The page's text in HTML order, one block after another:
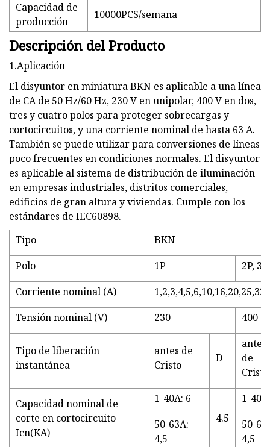
Capacidad de
producción
10000PCS/semana
Descripción del Producto
1.Aplicación
El disyuntor en miniatura BKN es aplicable a una línea
de CA de 50 Hz/60 Hz, 230 V en unipolar, 400 V en dos,
tres y cuatro polos para proteger sobrecargas y
cortocircuitos, y una corriente nominal de hasta 63 A.
También se puede utilizar para conversiones de líneas
poco frecuentes en condiciones normales. El disyuntor
es aplicable al sistema de distribución de iluminación
en empresas industriales, distritos comerciales,
edificios de gran altura y viviendas. Cumple con los
estándares de IEC60898.
Tipo
BKN
Polo
1P
2P,
Corriente nominal (A)
Tensión nominal (V)
230 400
Tipo de liberación
instantánea
antes de
Cristo
D
antes
de
Cristo
Capacidad nominal de
corte en cortocircuito
Icn(KA)
1-40A: 6
4.5
1-
50-63A:
4,5
50-
4,5